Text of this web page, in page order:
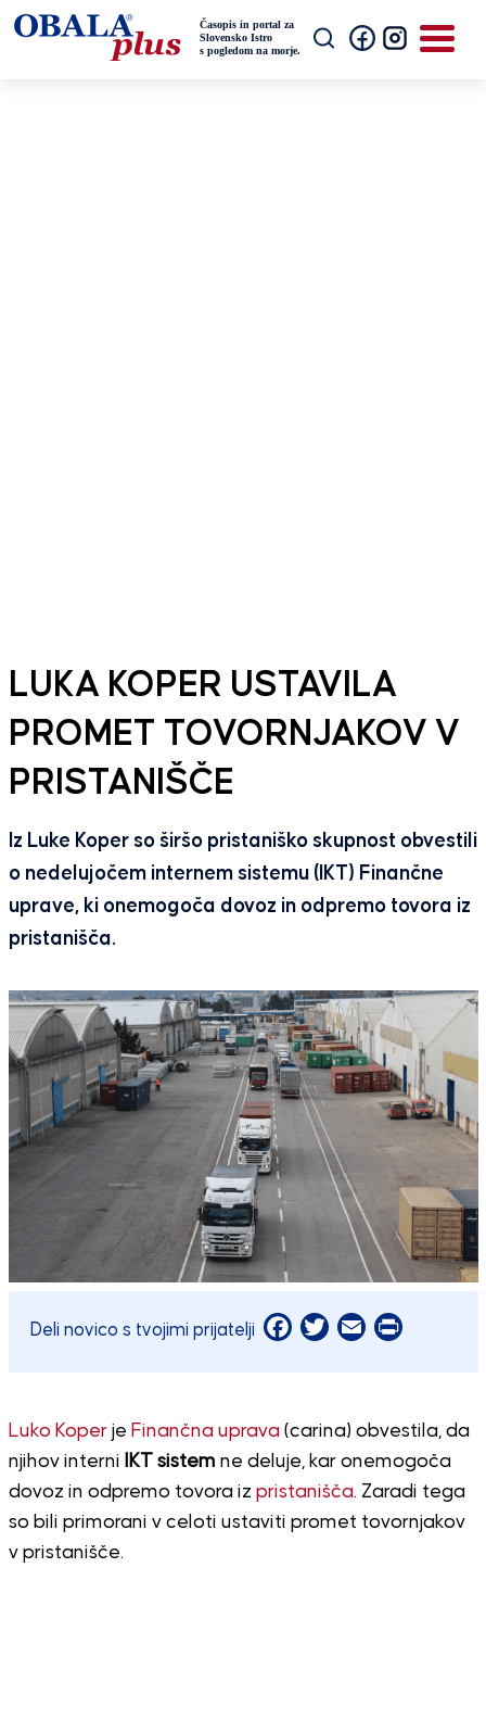
LUKA KOPER USTAVILA
PROMET TOVORNJAKOV V
PRISTANIŠČE
Iz Luke Koper so širšo pristaniško skupnost obvestili
o nedelujočem internem sistemu (IKT) Finančne
uprave, ki onemogoča dovoz in odpremo tovora iz
pristanišča.
Deli novico s tvojimi prijatelji Facebook
Twitter
EmailPrint
Luko Koperje Finančna uprava(carina) obvestila, da
njihov interni
IKT sistem ne deluje, kar onemogoča
dovoz in odpremo tovora iz pristanišča. Zaradi tega
so bili primorani v celoti ustaviti promet tovornjakov
v pristanišče.